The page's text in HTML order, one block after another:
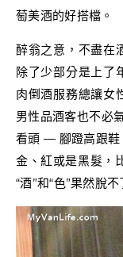
萄美酒的好搭檔。
醉翁之意，不盡在
除了少部分是上了
肉倒酒服務總讓女
男性品酒客也不必
看頭 — 腳蹬高跟鞋
金、紅或是黑髮，
“酒”和“色”果然脫